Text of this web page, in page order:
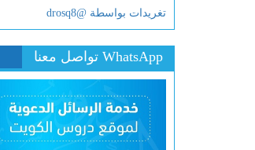
تغريدات بواسطة @drosq8
WhatsApp تواصل معنا